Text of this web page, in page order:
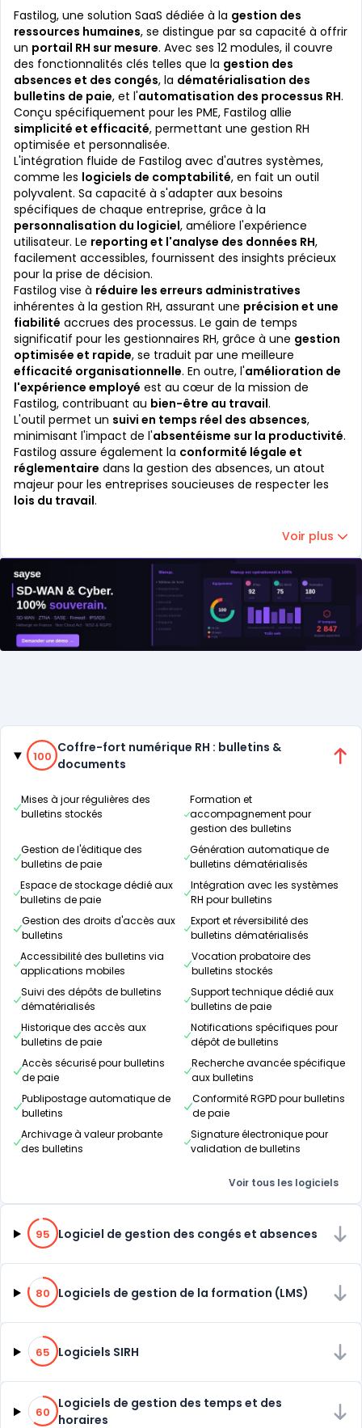
Fastilog, une solution SaaS dédiée à la gestion des
ressources humaines, se distingue par sa capacité à offrir
un portail RH sur mesure. Avec ses 12 modules, il couvre
des fonctionnalités clés telles que la gestion des
absences et des congés, la dématérialisation des
bulletins de paie, et l'automatisation des processus RH.
Conçu spécifiquement pour les PME, Fastilog allie
simplicité et efficacité, permettant une gestion RH
optimisée et personnalisée.
L'intégration fluide de Fastilog avec d'autres systèmes,
comme les logiciels de comptabilité, en fait un outil
polyvalent. Sa capacité à s'adapter aux besoins
spécifiques de chaque entreprise, grâce à la
personnalisation du logiciel, améliore l'expérience
utilisateur. Le reporting et l'analyse des données RH,
facilement accessibles, fournissent des insights précieux
pour la prise de décision.
Fastilog vise à réduire les erreurs administratives
inhérentes à la gestion RH, assurant une précision et une
fiabilité accrues des processus. Le gain de temps
significatif pour les gestionnaires RH, grâce à une gestion
optimisée et rapide, se traduit par une meilleure
efficacité organisationnelle. En outre, l'amélioration de
l'expérience employé est au cœur de la mission de
Fastilog, contribuant au bien-être au travail.
L'outil permet un suivi en temps réel des absences,
minimisant l'impact de l'absentéisme sur la productivité.
Fastilog assure également la conformité légale et
réglementaire dans la gestion des absences, un atout
majeur pour les entreprises soucieuses de respecter les
lois du travail.
Voir plus
Catégories
100% de compatibilité
100
Coffre-fort numérique RH : bulletins &
documents
Mises à jour régulières des
bulletins stockés
Formation et
accompagnement pour
gestion des bulletins
Gestion de l'éditique des
bulletins de paie
Génération automatique de
bulletins dématérialisés
Espace de stockage dédié aux
bulletins de paie
Intégration avec les systèmes
RH pour bulletins
Gestion des droits d'accès aux
bulletins
Export et réversibilité des
bulletins dématérialisés
Accessibilité des bulletins via
applications mobiles
Vocation probatoire des
bulletins stockés
Suivi des dépôts de bulletins
dématérialisés
Support technique dédié aux
bulletins de paie
Historique des accès aux
bulletins de paie
Notifications spécifiques pour
dépôt de bulletins
Accès sécurisé pour bulletins
de paie
Recherche avancée spécifique
aux bulletins
Publipostage automatique de
bulletins
Conformité RGPD pour bulletins
de paie
Archivage à valeur probante
des bulletins
Signature électronique pour
validation de bulletins
Voir tous les logiciels
95% de compatibilité
95 Logiciel de gestion des congés et absences
80% de compatibilité
80 Logiciels de gestion de la formation (LMS)
65% de compatibilité
65 Logiciels SIRH
60% de compatibilité
60
Logiciels de gestion des temps et des
horaires